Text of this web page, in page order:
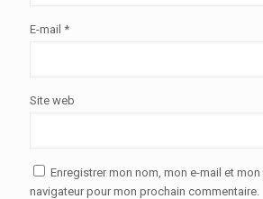
E-mail *
Site web
Enregistrer mon nom, mon e-mail et
navigateur pour mon prochain commentaire.